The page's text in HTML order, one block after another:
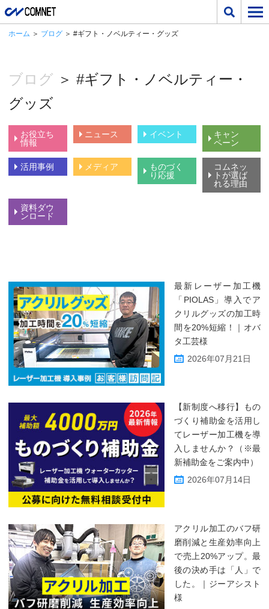
ホーム ＞ ブログ ＞ #ギフト・ノベルティー・グッズ
ブログ ＞ #ギフト・ノベルティー・
グッズ
お役立ち
情報
ニュース イベント
キャン
ペーン
活用事例 メディア
ものづく
り応援
コムネッ
トが選ば
れる理由
資料ダウ
ンロード
最新レーザー加工機
「PIOLAS」導入でア
クリルグッズの加工時
間を20%短縮！｜オバ
タ工芸様
2026年07月21日
【新制度へ移行】もの
づくり補助金を活用し
てレーザー加工機を導
入しませんか？（※最
新補助金をご案内中）
2026年07月14日
アクリル加工のバフ研
磨削減と生産効率向上
で売上20%アップ。最
後の決め手は「人」で
した。｜ジーアシスト
様